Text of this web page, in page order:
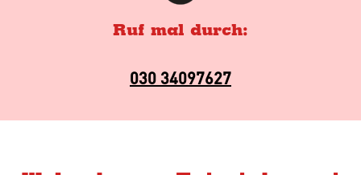
Ruf mal durch:
030 34097627